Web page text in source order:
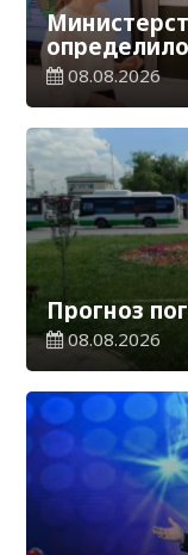
каникул на
08.08.2026
Прогноз
08.08.2026